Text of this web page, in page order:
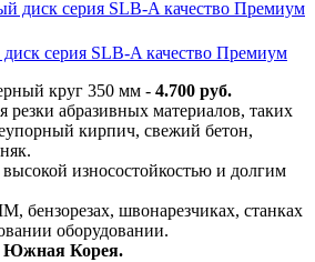
серия SLB-A качество Премиум
круг 350 мм - 4.700 руб.
резки абразивных материалов, таких
кирпич, свежий бетон,
высокой износостойкостью и долгим
бензорезах, швонарезчиках, станках
оборудовании.
Южная Корея.